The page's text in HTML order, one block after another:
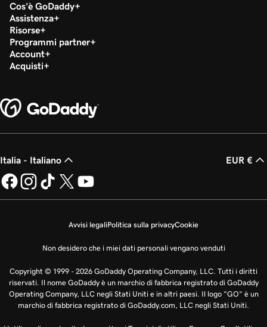
Cos'è GoDaddy
Assistenza
Risorse
Programmi partner
Account
Acquisti
Italia - Italiano EUR €
Avvisi legaliPolitica sulla privacyCookie
Non desidero che i miei dati personali vengano venduti
Copyright © 1999 - 2026 GoDaddy Operating Company, LLC. Tutti i diritti
riservati. Il nome GoDaddy è un marchio di fabbrica registrato di GoDaddy
Operating Company, LLC negli Stati Uniti e in altri paesi. Il logo "GO" è un
marchio di fabbrica registrato di GoDaddy.com, LLC negli Stati Uniti.